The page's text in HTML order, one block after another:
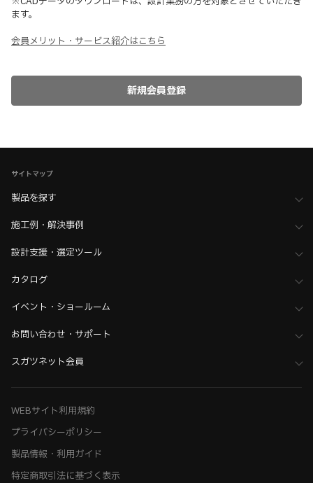
ます。
会員メリット・サービス紹介はこちら
サイトマップ
製品を探す
施工例・解決事例
設計支援・選定ツール
カタログ
イベント・ショールーム
お問い合わせ・サポート
スガツネット会員
WEBサイト利用規約
プライバシーポリシー
製品情報・利用ガイド
特定商取引法に基づく表示